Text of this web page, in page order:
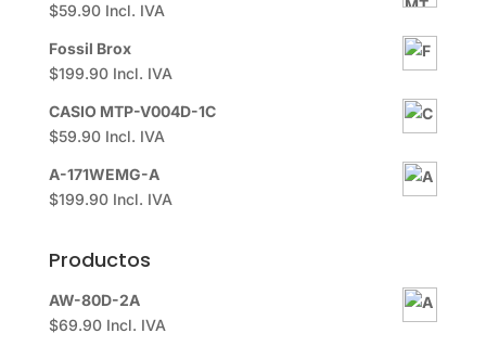
$59.90 Incl. IVA
Fossil Brox
$199.90 Incl. IVA
CASIO MTP-V004D-1C
$59.90 Incl. IVA
A-171WEMG-A
$199.90 Incl. IVA
Productos
AW-80D-2A
$69.90 Incl. IVA